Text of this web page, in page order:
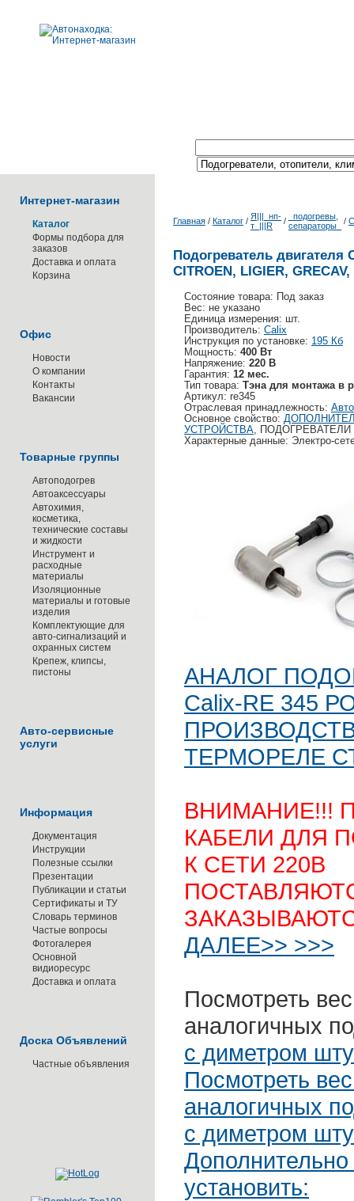
Интернет-магазин
Каталог
Формы подбора для
заказов
Доставка и оплата
Корзина
Офис
Новости
О компании
Контакты
Вакансии
Товарные группы
Автоподогрев
Автоаксессуары
Автохимия,
косметика,
технические составы
и жидкости
Инструмент и
расходные
материалы
Изоляционные
материалы и готовые
изделия
Комплектующие для
авто-сигнализаций и
охранных систем
Крепеж, клипсы,
пистоны
Авто-сервисные
услуги
Информация
Документация
Инструкции
Полезные ссылки
Презентации
Публикации и статьи
Сертификаты и ТУ
Словарь терминов
Частые вопросы
Фотогалерея
Основной
видиоресурс
Доставка и оплата
Доска Объявлений
Частные объявления
Главная / Каталог / Я|||_нп-
т_|||R
/ _подогревы,
сепараторы_
/
Подогреватель двигателя
CITROEN, LIGIER,
Состояние товара: Под заказ
Вес: не указано
Единица измерения: шт.
Производитель: Calix
Инструкция по установке: 195 Кб
Мощность: 400 Вт
Напряжение: 220 В
Гарантия: 12 мес.
Тип товара: Тэна для монтажа в
Артикул: re345
Отраслевая принадлежность:
Основное свойство:
УСТРОЙСТВА, ПОДОГРЕВАТЕЛИ
Характерные данные: Электро-
АНАЛОГ
Calix-RE 345
ТЕРМОРЕЛЕ
ВНИМАНИЕ!!!
КАБЕЛИ ДЛЯ
К СЕТИ 220В
ДАЛЕЕ>> >>>
Посмотреть
аналогичных
с диметром
Посмотреть
аналогичных
с диметром
установить: